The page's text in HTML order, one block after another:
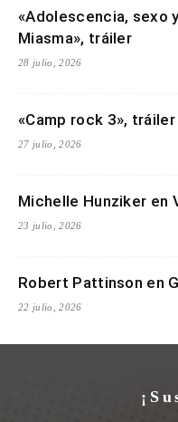
«Adolescencia, sexo
Miasma», tráiler
28 julio, 2026
«Camp rock 3», tráiler
27 julio, 2026
Michelle Hunziker en
23 julio, 2026
Robert Pattinson en
22 julio, 2026